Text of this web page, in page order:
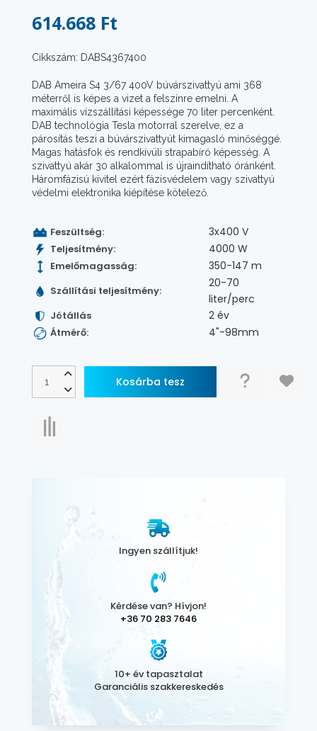
614.668 Ft
Cikkszám: DABS4367400
DAB Ameira S4 3/67 400V búvárszivattyú ami 368
méterről is képes a vizet a felszínre emelni. A
maximális vízszállítási képessége 70 liter percenként.
DAB technológia Tesla motorral szerelve, ez a
párosítás teszi a búvárszivattyút kimagasló minőséggé.
Magas hatásfok és rendkívüli strapabíró képesség. A
szivattyú akár 30 alkalommal is újraindítható óránként.
Háromfázisú kivitel ezért fázisvédelem vagy szivattyú
védelmi elektronika kiépítése kötelező.
Feszültség: 3x400 V
Teljesítmény: 4000 W
Emelőmagasság: 350-147 m
Szállítási teljesítmény:
20-70
liter/perc
Jótállás 2 év
Átmérő: 4"-98mm
Ingyen szállítjuk!
Kérdése van? Hívjon!
+36 70 283 7646
10+ év tapasztalat
Garanciális szakkereskedés